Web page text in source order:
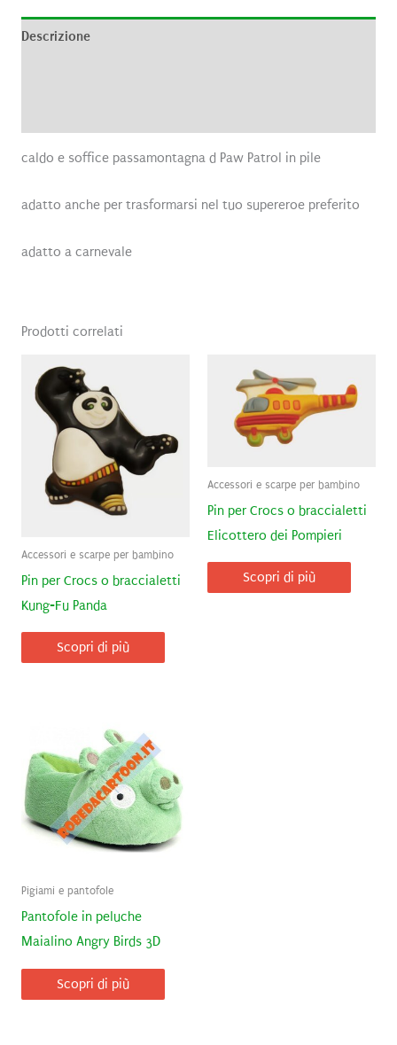
Descrizione
caldo e soffice passamontagna d Paw Patrol in pile
adatto anche per trasformarsi nel tuo supereroe preferito
adatto a carnevale
Prodotti correlati
Accessori e scarpe per bambino
Pin per Crocs o braccialetti
Kung-Fu Panda
Scopri di più
Accessori e scarpe per bambino
Pin per Crocs o braccialetti
Elicottero dei Pompieri
Scopri di più
Pigiami e pantofole
Pantofole in peluche
Maialino Angry Birds 3D
Scopri di più